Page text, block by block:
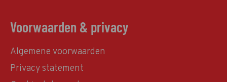
Voorwaarden & privacy
Algemene voorwaarden
Privacy statement